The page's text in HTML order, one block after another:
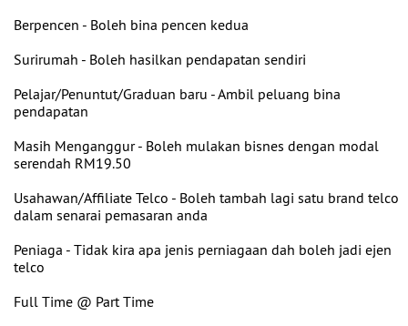
Berpencen - Boleh bina pencen kedua
Surirumah - Boleh hasilkan pendapatan sendiri
Pelajar/Penuntut/Graduan baru - Ambil peluang bina
pendapatan
Masih Menganggur - Boleh mulakan bisnes dengan modal
serendah RM19.50
Usahawan/Affiliate Telco - Boleh tambah lagi satu brand telco
dalam senarai pemasaran anda
Peniaga - Tidak kira apa jenis perniagaan dah boleh jadi ejen
telco
Full Time @ Part Time